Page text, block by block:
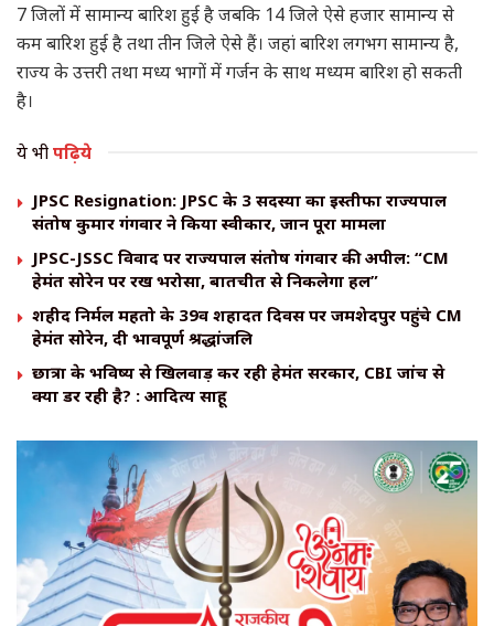
7 जिलों में सामान्य बारिश हुई है जबकि 14 जिले ऐसे हजार सामान्य से
कम बारिश हुई है तथा तीन जिले ऐसे हैं। जहां बारिश लगभग सामान्य है,
राज्य के उत्तरी तथा मध्य भागों में गर्जन के साथ मध्यम बारिश हो सकती
है।
ये भीपढ़िये
JPSC Resignation: JPSC के 3 सदस्यों का इस्तीफा राज्यपाल
संतोष कुमार गंगवार ने किया स्वीकार, जानें पूरा मामला
JPSC-JSSC विवाद पर राज्यपाल संतोष गंगवार की अपील: “CM
हेमंत सोरेन पर रखें भरोसा, बातचीत से निकलेगा हल”
शहीद निर्मल महतो के 39वें शहादत दिवस पर जमशेदपुर पहुंचे CM
हेमंत सोरेन, दी भावपूर्ण श्रद्धांजलि
छात्रों के भविष्य से खिलवाड़ कर रही हेमंत सरकार, CBI जांच से
क्यों डर रही है? : आदित्य साहू